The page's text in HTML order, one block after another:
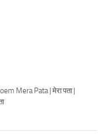
Mera Pata | मेरा पता |